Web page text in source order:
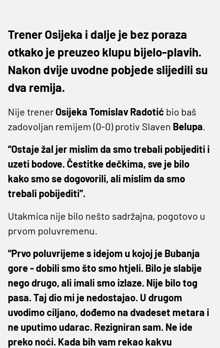
Trener Osijeka i dalje je bez poraza
otkako je preuzeo klupu bijelo-plavih.
Nakon dvije uvodne pobjede slijedili su
dva remija.
Nije trener Osijeka Tomislav Radotić bio baš
zadovoljan remijem (0-0) protiv Slaven Belupa.
“Ostaje žal jer mislim da smo trebali pobijediti i
uzeti bodove. Čestitke dečkima, sve je bilo
kako smo se dogovorili, ali mislim da smo
trebali pobijediti”.
Utakmica nije bilo nešto sadržajna, pogotovo u
prvom poluvremenu.
“Prvo poluvrijeme s idejom u kojoj je Bubanja
gore - dobili smo što smo htjeli. Bilo je slabije
nego drugo, ali imali smo izlaze. Nije bilo tog
pasa. Taj dio mi je nedostajao. U drugom
uvodimo ciljano, dođemo na dvadeset metara i
ne uputimo udarac. Rezigniran sam. Ne ide
preko noći. Kada bih vam rekao kakvu